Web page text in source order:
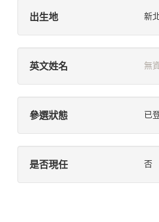
出生地 新
英文姓名 無
參選狀態 已
是否現任 否